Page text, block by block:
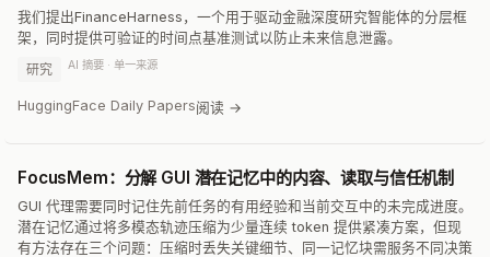
我们提出FinanceHarness，一个用于驱动金融深度研究智能体的分层框
架，同时提供可验证的时间点基准测试以防止未来信息泄露。
研究
AI 摘要 · 单一来源
HuggingFace Daily Papers阅读 →
FocusMem：分解 GUI 潜在记忆中的内容、读取与信任机制
GUI 代理需要同时记住先前任务的有用经验和当前交互中的未完成进度。
潜在记忆通过将多模态轨迹压缩为少量连续 token 提供紧凑方案，但现
有方法存在三个问题：压缩时丢失关键细节、同一记忆块需服务不同决策